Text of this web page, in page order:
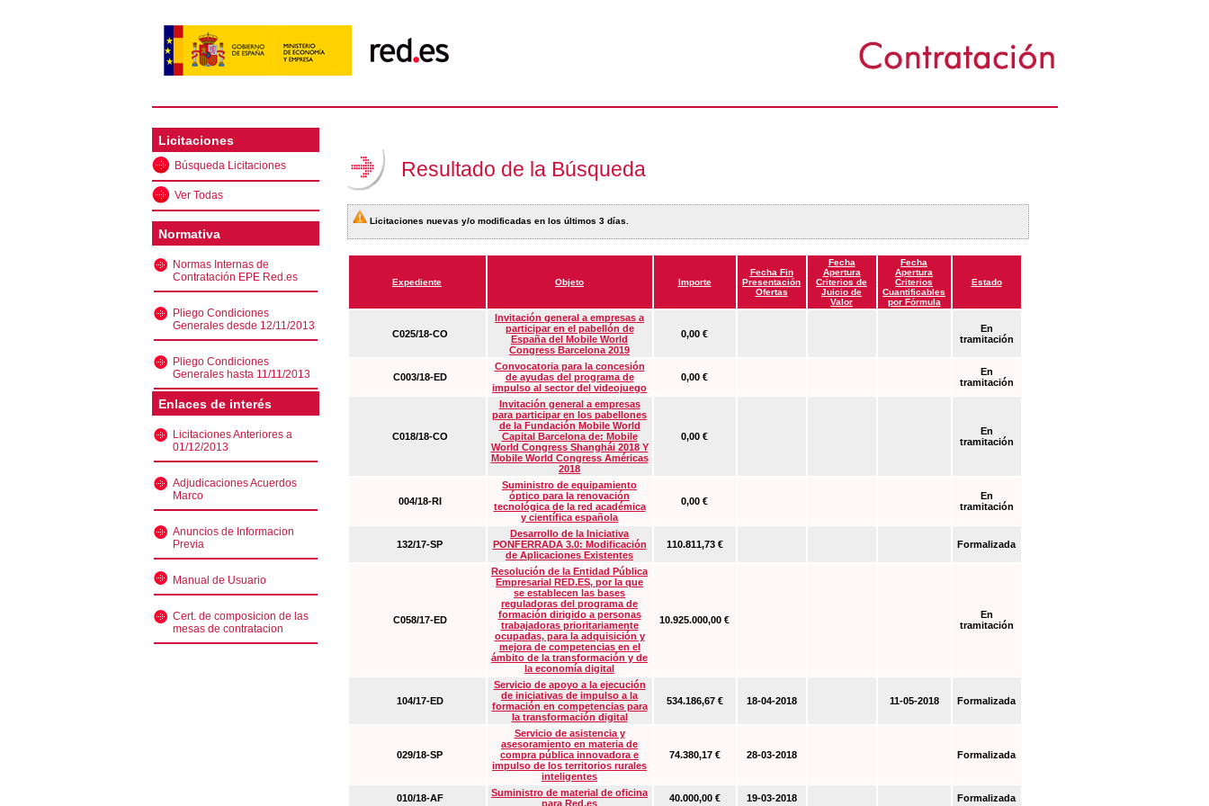
Licitaciones
Búsqueda Licitaciones
Ver Todas
Normativa
Normas Internas de
Contratación EPE Red.es
Pliego Condiciones
Generales desde 12/11/2013
Pliego Condiciones
Generales hasta 11/11/2013
Enlaces de interés
Licitaciones Anteriores a
01/12/2013
Adjudicaciones Acuerdos
Marco
Anuncios de Informacion
Previa
Manual de Usuario
Cert. de composicion de las
mesas de contratacion
Resultado de la Búsqueda
Licitaciones nuevas y/o modificadas en los últimos 3 días.
Expediente Objeto Importe
Fecha Fin
Presentación
Ofertas
Fecha
Apertura
Criterios de
Juicio de
Valor
Fecha
Apertura
Criterios
Cuantificables
por Fórmula
Estado
C025/18-CO
Invitación general a empresas a
participar en el pabellón de
España del Mobile World
Congress Barcelona 2019
0,00 €
En
tramitación
C003/18-ED
Convocatoria para la concesión
de ayudas del programa de
impulso al sector del videojuego
0,00 €
En
tramitación
C018/18-CO
Invitación general a empresas
para participar en los pabellones
de la Fundación Mobile World
Capital Barcelona de: Mobile
World Congress Shanghái 2018 Y
Mobile World Congress Américas
2018
0,00 €
En
tramitación
004/18-RI
Suministro de equipamiento
óptico para la renovación
tecnológica de la red académica
y científica española
0,00 €
En
tramitación
132/17-SP
Desarrollo de la Iniciativa
PONFERRADA 3.0: Modificación
de Aplicaciones Existentes
110.811,73 € Formalizada
C058/17-ED
Resolución de la Entidad Pública
Empresarial RED.ES, por la que
se establecen las bases
reguladoras del programa de
formación dirigido a personas
trabajadoras prioritariamente
ocupadas, para la adquisición y
mejora de competencias en el
ámbito de la transformación y de
la economía digital
10.925.000,00 €
En
tramitación
104/17-ED
Servicio de apoyo a la ejecución
de iniciativas de impulso a la
formación en competencias para
la transformación digital
534.186,67 € 18-04-2018 11-05-2018 Formalizada
029/18-SP
Servicio de asistencia y
asesoramiento en materia de
compra pública innovadora e
impulso de los territorios rurales
inteligentes
74.380,17 € 28-03-2018 Formalizada
010/18-AF
Suministro de material de oficina
para Red.es
40.000,00 € 19-03-2018 Formalizada